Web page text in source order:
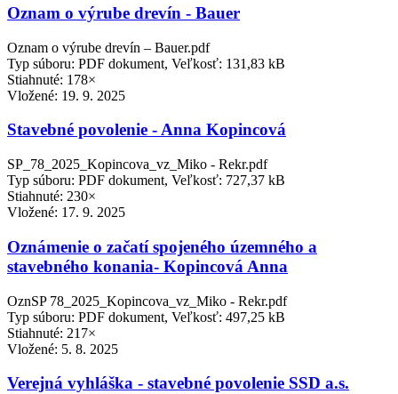
Oznam o výrube drevín - Bauer
Oznam o výrube drevín – Bauer.pdf
Typ súboru: PDF dokument, Veľkosť: 131,83 kB
Stiahnuté: 178×
Vložené: 19. 9. 2025
Stavebné povolenie - Anna Kopincová
SP_78_2025_Kopincova_vz_Miko - Rekr.pdf
Typ súboru: PDF dokument, Veľkosť: 727,37 kB
Stiahnuté: 230×
Vložené: 17. 9. 2025
Oznámenie o začatí spojeného územného a
stavebného konania- Kopincová Anna
OznSP 78_2025_Kopincova_vz_Miko - Rekr.pdf
Typ súboru: PDF dokument, Veľkosť: 497,25 kB
Stiahnuté: 217×
Vložené: 5. 8. 2025
Verejná vyhláška - stavebné povolenie SSD a.s.